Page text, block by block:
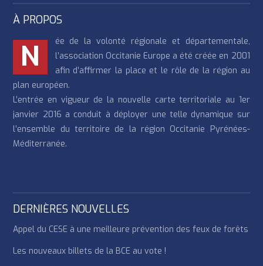
À PROPOS
N
ée de la volonté régionale et départementale,
l’association Occitanie Europe a été créée en 2001
afin d’affirmer la place et le rôle de la région au
plan européen.
L’entrée en vigueur de la nouvelle carte territoriale au 1er
janvier 2016 a conduit à déployer une telle dynamique sur
l’ensemble du territoire de la région Occitanie Pyrénées-
Méditerranée.
DERNIÈRES NOUVELLES
Appel du CESE à une meilleure prévention des feux de forêts
Les nouveaux billets de la BCE au vote !